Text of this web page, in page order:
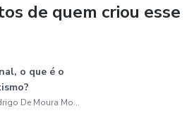
de quem criou esse
o que é o
Rodrigo De Moura Moraes